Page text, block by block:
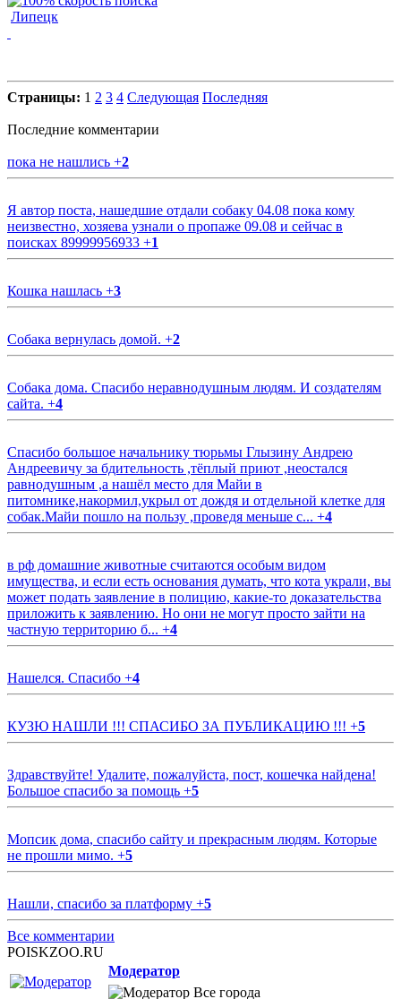
Липецк
Страницы: 1 2 3 4 Следующая Последняя
Последние комментарии
пока не нашлись +2
Я автор поста, нашедшие отдали собаку 04.08 пока кому
неизвестно, хозяева узнали о пропаже 09.08 и сейчас в
поисках 89999956933 +1
Кошка нашлась +3
Собака вернулась домой. +2
Собака дома. Спасибо неравнодушным людям. И создателям
сайта. +4
Спасибо большое начальнику тюрьмы Глызину Андрею
Андреевичу за бдительность ,тёплый приют ,неостался
равнодушным ,а нашёл место для Майи в
питомнике,накормил,укрыл от дождя и отдельной клетке для
собак.Майи пошло на пользу ,проведя меньше с... +4
в рф домашние животные считаются особым видом
имущества, и если есть основания думать, что кота украли, вы
может подать заявление в полицию, какие-то доказательства
приложить к заявлению. Но они не могут просто зайти на
частную территорию б... +4
Нашелся. Спасибо +4
КУЗЮ НАШЛИ !!! СПАСИБО ЗА ПУБЛИКАЦИЮ !!! +5
Здравствуйте! Удалите, пожалуйста, пост, кошечка найдена!
Большое спасибо за помощь +5
Мопсик дома, спасибо сайту и прекрасным людям. Которые
не прошли мимо. +5
Нашли, спасибо за платформу +5
Все комментарии
POISKZOO.RU
Модератор
Все города